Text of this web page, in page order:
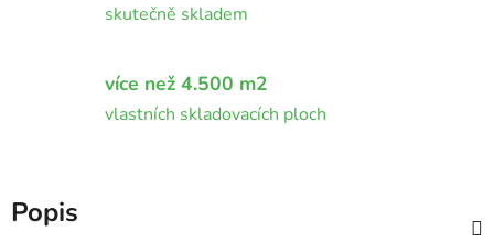
skutečně skladem
více než 4.500 m2
vlastních skladovacích ploch
Popis